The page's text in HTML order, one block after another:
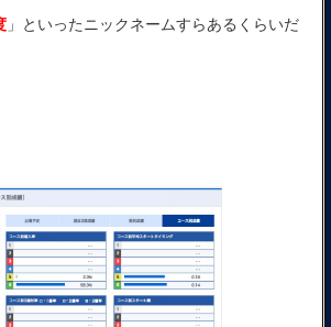
」といったニックネームすらあるくらいだ